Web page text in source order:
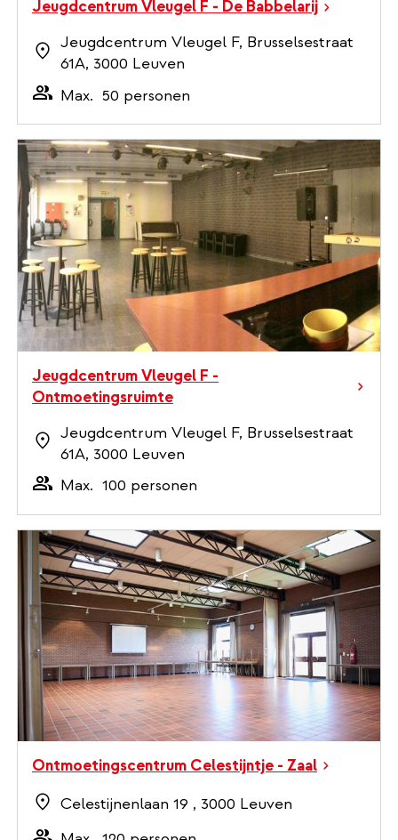
Jeugdcentrum Vleugel F - De Babbelarij
Jeugdcentrum Vleugel F, Brusselsestraat
61A, 3000 Leuven
Max. 50 personen
Jeugdcentrum Vleugel F -
Ontmoetingsruimte
Jeugdcentrum Vleugel F, Brusselsestraat
61A, 3000 Leuven
Max. 100 personen
Ontmoetingscentrum Celestijntje - Zaal
Celestijnenlaan 19 , 3000 Leuven